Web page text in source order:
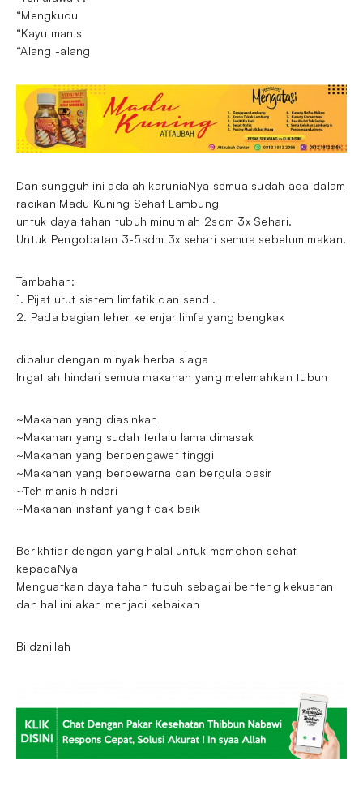
“Mengkudu
“Kayu manis
“Alang -alang
Dan sungguh ini adalah karuniaNya semua sudah ada dalam
racikan Madu Kuning Sehat Lambung
untuk daya tahan tubuh minumlah 2sdm 3x Sehari.
Untuk Pengobatan 3-5sdm 3x sehari semua sebelum makan.
Tambahan:
1. Pijat urut sistem limfatik dan sendi.
2. Pada bagian leher kelenjar limfa yang bengkak
dibalur dengan minyak herba siaga
Ingatlah hindari semua makanan yang melemahkan tubuh
~Makanan yang diasinkan
~Makanan yang sudah terlalu lama dimasak
~Makanan yang berpengawet tinggi
~Makanan yang berpewarna dan bergula pasir
~Teh manis hindari
~Makanan instant yang tidak baik
Berikhtiar dengan yang halal untuk memohon sehat
kepadaNya
Menguatkan daya tahan tubuh sebagai benteng kekuatan
dan hal ini akan menjadi kebaikan
Biidznillah